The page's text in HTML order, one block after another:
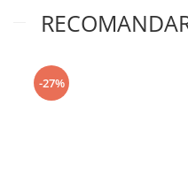
-27%